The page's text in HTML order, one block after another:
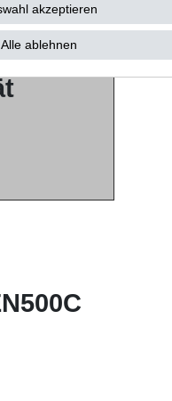
)
akzeptieren
Alle ablehnen